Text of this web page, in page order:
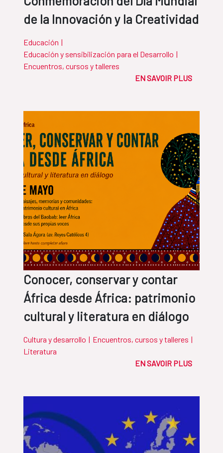
de la Innovación y la Creatividad
Educación |
Educación y sensibilización para el Desarrollo |
Encuentros, cursos y talleres
EN SAVOIR PLUS
Conocer, conservar y contar
África desde África: patrimonio
cultural y literatura en diálogo
Cultura y desarrollo | Encuentros, cursos y talleres |
Literatura
EN SAVOIR PLUS